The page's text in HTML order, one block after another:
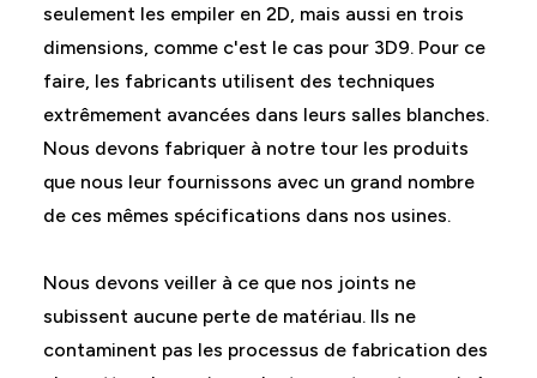
seulement les empiler en 2D, mais aussi en trois
dimensions, comme c'est le cas pour 3D9. Pour ce
faire, les fabricants utilisent des techniques
extrêmement avancées dans leurs salles blanches.
Nous devons fabriquer à notre tour les produits
que nous leur fournissons avec un grand nombre
de ces mêmes spécifications dans nos usines.
Nous devons veiller à ce que nos joints ne
subissent aucune perte de matériau. Ils ne
contaminent pas les processus de fabrication des